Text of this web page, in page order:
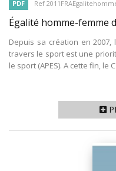
PDF Ref
Égalité homme-femme
Depuis sa création en
travers le sport est une
le sport (APES). A cette fin, le